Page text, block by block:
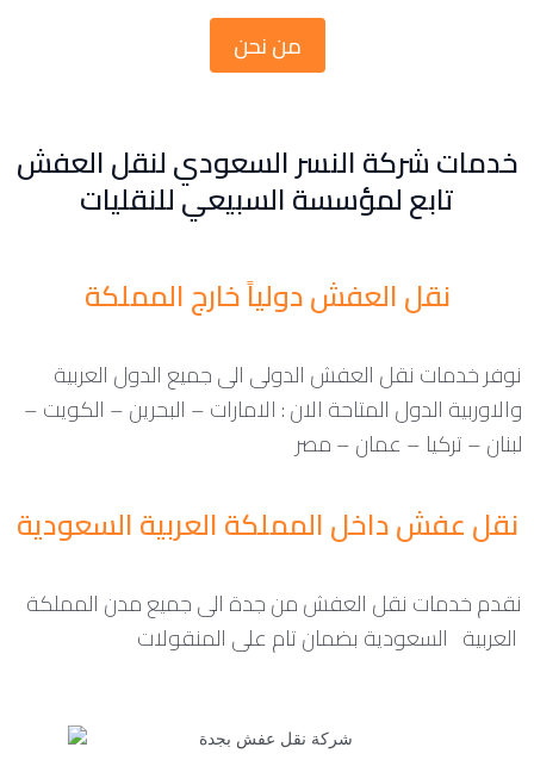
من نحن
خدمات شركة النسر السعودي لنقل العفش
تابع لمؤسسة السبيعي للنقليات
نقل العفش دولياً خارج المملكة
نوفر خدمات نقل العفش الدولى الى جميع الدول العربية
والاوربية الدول المتاحة الان : الامارات – البحرين – الكويت –
لبنان – تركيا – عمان – مصر
نقل عفش داخل المملكة العربية السعودية
نقدم خدمات نقل العفش من جدة الى جميع مدن المملكة